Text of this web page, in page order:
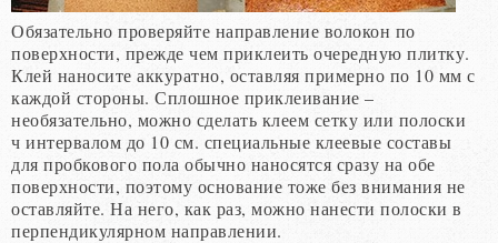
Обязательно проверяйте направление волокон по
поверхности, прежде чем приклеить очередную плитку.
Клей наносите аккуратно, оставляя примерно по 10 мм с
каждой стороны. Сплошное приклеивание –
необязательно, можно сделать клеем сетку или полоски
ч интервалом до 10 см. специальные клеевые составы
для пробкового пола обычно наносятся сразу на обе
поверхности, поэтому основание тоже без внимания не
оставляйте. На него, как раз, можно нанести полоски в
перпендикулярном направлении.